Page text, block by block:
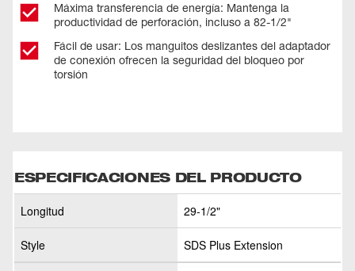
Máxima transferencia de energía: Mantenga la
productividad de perforación, incluso a 82-1/2"
Fácil de usar: Los manguitos deslizantes del adaptador
de conexión ofrecen la seguridad del bloqueo por
torsión
ESPECIFICACIONES DEL PRODUCTO
Longitud 29-1/2"
Style SDS Plus Extension